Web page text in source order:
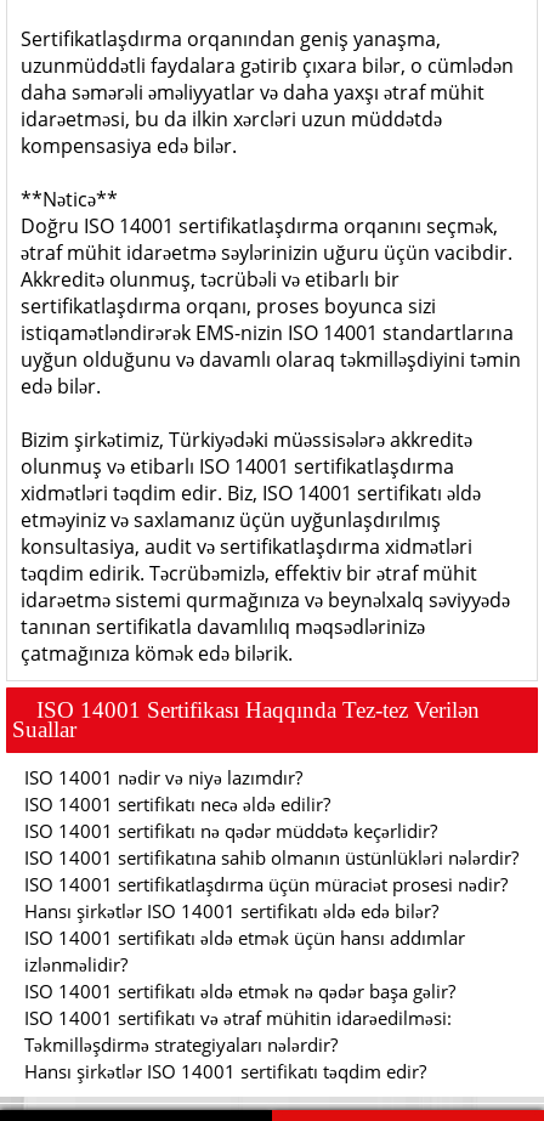
Sertifikatlaşdırma orqanından geniş yanaşma,
uzunmüddətli faydalara gətirib çıxara bilər, o cümlədən
daha səmərəli əməliyyatlar və daha yaxşı ətraf mühit
idarəetməsi, bu da ilkin xərcləri uzun müddətdə
kompensasiya edə bilər.
**Nəticə**
Doğru ISO 14001 sertifikatlaşdırma orqanını seçmək,
ətraf mühit idarəetmə səylərinizin uğuru üçün vacibdir.
Akkreditə olunmuş, təcrübəli və etibarlı bir
sertifikatlaşdırma orqanı, proses boyunca sizi
istiqamətləndirərək EMS-nizin ISO 14001 standartlarına
uyğun olduğunu və davamlı olaraq təkmilləşdiyini təmin
edə bilər.
Bizim şirkətimiz, Türkiyədəki müəssisələrə akkreditə
olunmuş və etibarlı ISO 14001 sertifikatlaşdırma
xidmətləri təqdim edir. Biz, ISO 14001 sertifikatı əldə
etməyiniz və saxlamanız üçün uyğunlaşdırılmış
konsultasiya, audit və sertifikatlaşdırma xidmətləri
təqdim edirik. Təcrübəmizlə, effektiv bir ətraf mühit
idarəetmə sistemi qurmağınıza və beynəlxalq səviyyədə
tanınan sertifikatla davamlılıq məqsədlərinizə
çatmağınıza kömək edə bilərik.
ISO 14001 Sertifikası Haqqında Tez-tez Verilən
Suallar
ISO 14001 nədir və niyə lazımdır?
ISO 14001 sertifikatı necə əldə edilir?
ISO 14001 sertifikatı nə qədər müddətə keçərlidir?
ISO 14001 sertifikatına sahib olmanın üstünlükləri nələrdir?
ISO 14001 sertifikatlaşdırma üçün müraciət prosesi nədir?
Hansı şirkətlər ISO 14001 sertifikatı əldə edə bilər?
ISO 14001 sertifikatı əldə etmək üçün hansı addımlar
izlənməlidir?
ISO 14001 sertifikatı əldə etmək nə qədər başa gəlir?
ISO 14001 sertifikatı və ətraf mühitin idarəedilməsi:
Təkmilləşdirmə strategiyaları nələrdir?
Hansı şirkətlər ISO 14001 sertifikatı təqdim edir?